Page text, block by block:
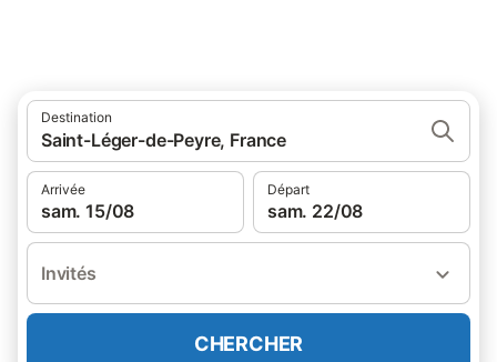
Destination
Saint-Léger-de-Peyre, France
Arrivée
sam. 15/08
Départ
sam. 22/08
Invités
CHERCHER